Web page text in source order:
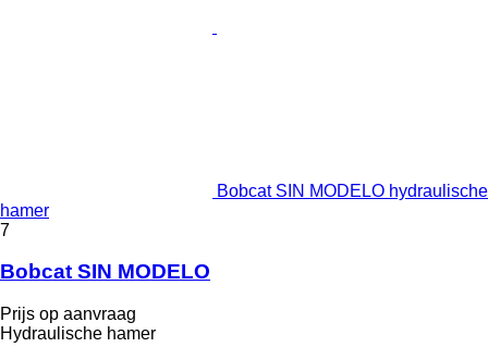
Bobcat SIN MODELO hydraulische
hamer
7
Bobcat SIN MODELO
Prijs op aanvraag
Hydraulische hamer